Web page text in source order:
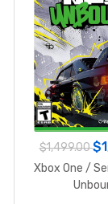
$1,499.00
Xbox One /